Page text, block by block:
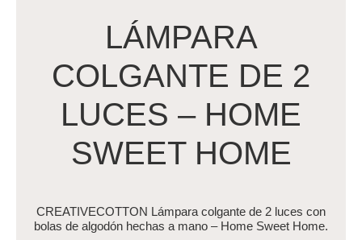
LÁMPARA
COLGANTE DE 2
LUCES – HOME
SWEET HOME
CREATIVECOTTON Lámpara colgante de 2 luces con
bolas de algodón hechas a mano – Home Sweet Home.